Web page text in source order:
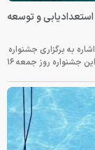
گامی مؤثر در استعدادیابی و توسعه
به برگزاری جشنواره